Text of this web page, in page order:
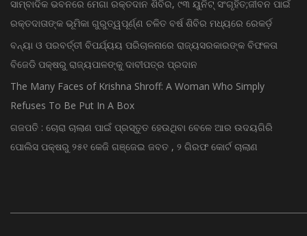
ସାମ୍ବାଦିକ ଭବନରେ ମେଗା ରକ୍ତଦାନ ଶିବିର, ୯୩ ୟୁନିଟ୍ ସଂଗୃହିତ;ଜୀବନ ପାଇଁ
ରକ୍ତଦାତାଙ୍କ ଭୂମିକା ଗୁରୁତ୍ୱପୂର୍ଣ୍ଣ ଚଳିତ ବର୍ଷ ଶିବିର ମଧ୍ୟରେ ରେକର୍ଡ଼
ବନ୍ୟା ଓ ପରବର୍ତ୍ତୀ ବିପର୍ଯ୍ୟୟ ପରିଚାଳନାରେ ରାଜ୍ୟସରକାରଙ୍କ ବିଫଳତା
ବିଜେଡି ପକ୍ଷରୁ ରାଜ୍ୟପାଳଙ୍କୁ ଦାବୀପତ୍ର ପ୍ରଦାନ
The Many Faces of Krishna Shroff: A Woman Who Simply
Refuses To Be Put In A Box
ଗଜପତି : ଚୋରା ଚାଲାଣ ପାଇଁ ପ୍ରସ୍ତୁତ ହେଉଥିବା ବେଳେ ଆର ଉଦୟଗିରି
ପୋଲିସ ପକ୍ଷରୁ ୨୫୧ କେଜି ଗଞ୍ଜେଇ ଜବତ , ୨ ଗିରଫ କୋର୍ଟ ଚାଲାଣ